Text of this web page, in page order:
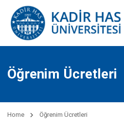
Öğrenim Ücretleri
Home Öğrenim Ücretleri